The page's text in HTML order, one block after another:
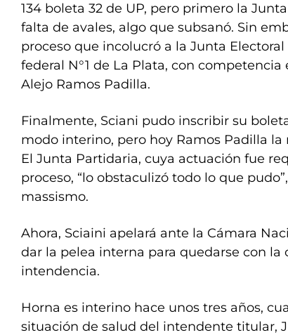
134 boleta 32 de UP, pero primero la
falta de avales, algo que subsanó. Sin
proceso que incolucró a la Junta
federal N°1 de La Plata, con
Alejo Ramos Padilla.
Finalmente, Sciani pudo inscribir su
modo interino, pero hoy Ramos Padilla la
El Junta Partidaria, cuya actuación fue
proceso, “lo obstaculizó todo lo que
massismo.
Ahora, Sciaini apelará ante la Cámara
dar la pelea interna para quedarse con la
intendencia.
Horna es interino hace unos tres años,
situación de salud del intendente titular,